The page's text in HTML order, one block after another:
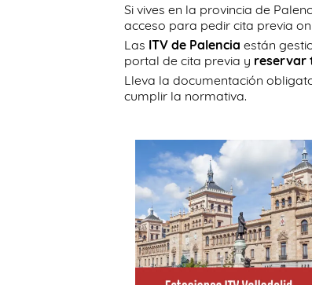
Si vives en la provincia de
acceso para pedir cita previa
Las ITV de Palencia están
portal de cita previa y reservar
Lleva la documentación
cumplir la normativa.